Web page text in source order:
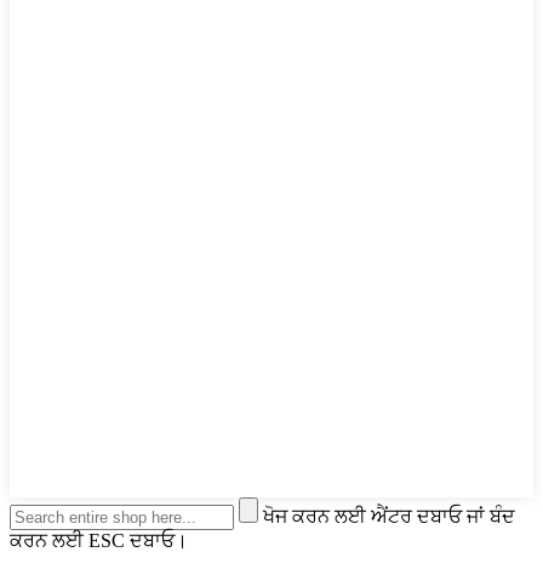
ਖੋਜ ਕਰਨ ਲਈ ਐਂਟਰ ਦਬਾਓ ਜਾਂ ਬੰਦ
ਕਰਨ ਲਈ ESC ਦਬਾਓ।